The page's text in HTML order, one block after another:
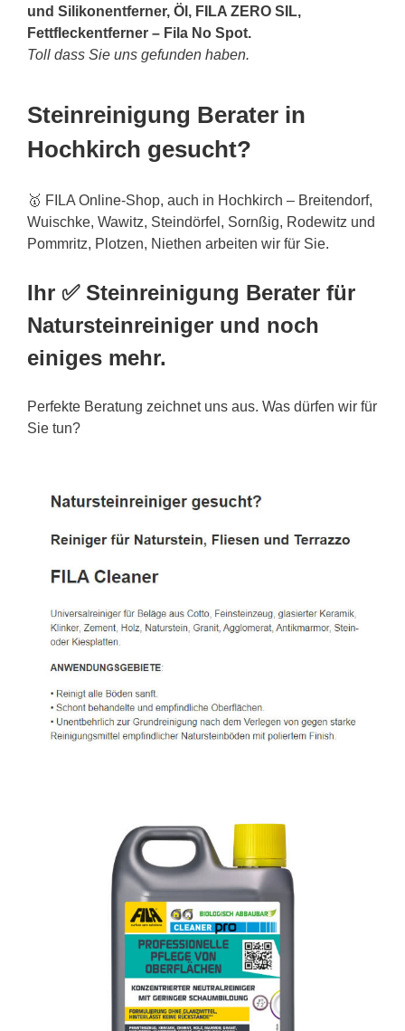
und Silikonentferner, Öl, FILA ZERO SIL,
Fettfleckentferner – Fila No Spot.
Toll dass Sie uns gefunden haben.
Steinreinigung Berater in
Hochkirch gesucht?
🥇 FILA Online-Shop, auch in Hochkirch – Breitendorf,
Wuischke, Wawitz, Steindörfel, Sornßig, Rodewitz und
Pommritz, Plotzen, Niethen arbeiten wir für Sie.
Ihr ✅ Steinreinigung Berater für
Natursteinreiniger und noch
einiges mehr.
Perfekte Beratung zeichnet uns aus. Was dürfen wir für
Sie tun?